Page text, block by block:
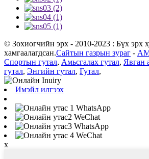
© Зохиогчийн эрх - 2010-2023 : Бүх эрх
хамгаалагдсан.Сайтын газрын зураг -
Спортын гутал, Амьсгалах гутал, Явган
гутал, Энгийн гутал, Гутал,
Имэйл илгээх
WhatsApp
WeChat
WhatsApp
WeChat
x